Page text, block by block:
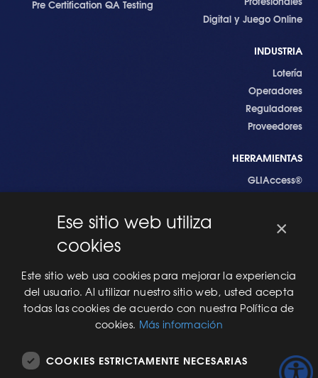
Pre Certification QA Testing
Digital y Juego Online
INDUSTRIA
Lotería
Operadores
Reguladores
Proveedores
HERRAMIENTAS
GLIAccess®
GLI Link®
EMPEZANDO
Nuevo Software
Una Nueva Máquina
Modificaciones al Software
Modificaciones al Hardware
ACERCA DE NOSOTROS
×
Ese sitio web utiliza
cookies
Este sitio web usa cookies para mejorar la experiencia
del usuario. Al utilizar nuestro sitio web, usted acepta
todas las cookies de acuerdo con nuestra Política de
cookies. Más información
COOKIES ESTRICTAMENTE NECESARIAS